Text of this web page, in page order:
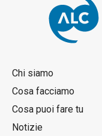
Chi siamo
Cosa facciamo
Cosa puoi fare tu
Notizie